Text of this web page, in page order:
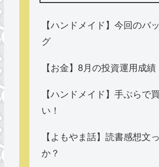
【ハンドメイド】今回のバ
グ
【お金】8月の投資運用成績
【ハンドメイド】手ぶらで
い！
【よもやま話】読書感想文
か？